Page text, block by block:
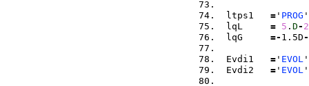
ltps1 = ' PROG
lqL = 5 . D- 2
lqG =- 1.5D-
Evdi1 = ' EVOL
Evdi2 = ' EVOL